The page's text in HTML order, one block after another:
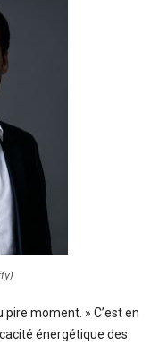
pire moment. » C’est en
énergétique des